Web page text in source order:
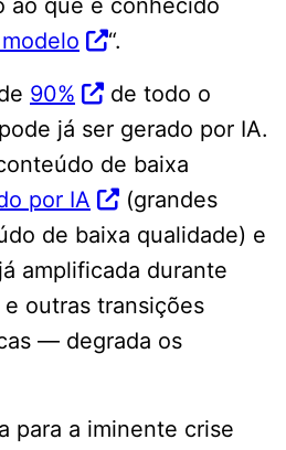
ao que é conhecido
“.
90%
de todo o
já ser gerado por IA.
de baixa
por IA
(grandes
de baixa qualidade) e
amplificada durante
outras transições
— degrada os
para a iminente crise